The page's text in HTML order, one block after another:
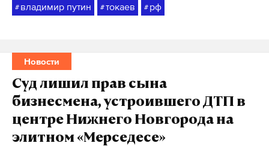
# владимир путин #токаев # рф
Новости
Суд лишил прав сына
бизнесмена, устроившего ДТП в
центре Нижнего Новгорода на
элитном «Мерседесе»